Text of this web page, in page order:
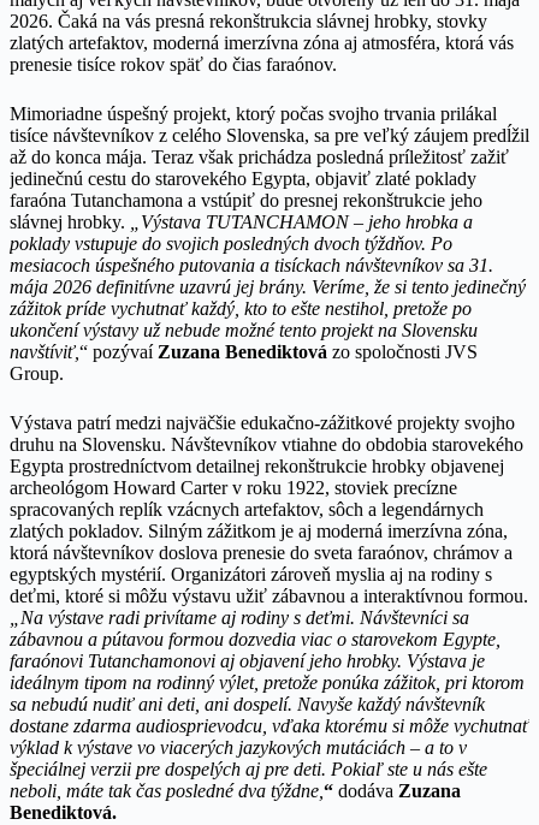
2026. Čaká na vás presná rekonštrukcia slávnej hrobky, stovky
zlatých artefaktov, moderná imerzívna zóna aj atmosféra, ktorá vás
prenesie tisíce rokov späť do čias faraónov.
Mimoriadne úspešný projekt, ktorý počas svojho trvania prilákal
tisíce návštevníkov z celého Slovenska, sa pre veľký záujem predĺžil
až do konca mája. Teraz však prichádza posledná príležitosť zažiť
jedinečnú cestu do starovekého Egypta, objaviť zlaté poklady
faraóna Tutanchamona a vstúpiť do presnej rekonštrukcie jeho
slávnej hrobky.
„Výstava TUTANCHAMON – jeho hrobka a
poklady vstupuje do svojich posledných dvoch týždňov. Po
mesiacoch úspešného putovania a tisíckach návštevníkov sa 31.
mája 2026 definitívne uzavrú jej brány. Veríme, že si tento jedinečný
zážitok príde vychutnať každý, kto to ešte nestihol, pretože po
ukončení výstavy už nebude možné tento projekt na Slovensku
navštíviť,“ pozývaíZuzana Benediktová zo spoločnosti JVS
Group.
Výstava patrí medzi najväčšie edukačno-zážitkové projekty svojho
druhu na Slovensku. Návštevníkov vtiahne do obdobia starovekého
Egypta prostredníctvom detailnej rekonštrukcie hrobky objavenej
archeológom Howard Carter v roku 1922, stoviek precízne
spracovaných replík vzácnych artefaktov, sôch a legendárnych
zlatých pokladov. Silným zážitkom je aj moderná imerzívna zóna,
ktorá návštevníkov doslova prenesie do sveta faraónov, chrámov a
egyptských mystérií. Organizátori zároveň myslia aj na rodiny s
deťmi, ktoré si môžu výstavu užiť zábavnou a interaktívnou formou.
„Na výstave radi privítame aj rodiny s deťmi. Návštevníci sa
zábavnou a pútavou formou dozvedia viac o starovekom Egypte,
faraónovi Tutanchamonovi aj objavení jeho hrobky. Výstava je
ideálnym tipom na rodinný výlet, pretože ponúka zážitok, pri ktorom
sa nebudú nudiť ani deti, ani dospelí. Navyše každý návštevník
dostane zdarma audiosprievodcu, vďaka ktorému si môže vychutnať
výklad k výstave vo viacerých jazykových mutáciách – a to v
špeciálnej verzii pre dospelých aj pre deti. Pokiaľ ste u nás ešte
neboli, máte tak čas posledné dva týždne, “ dodáva Zuzana
Benediktová.